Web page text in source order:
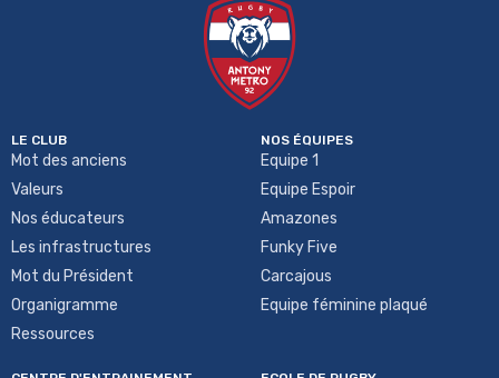
LE CLUB
Mot des anciens
Valeurs
Nos éducateurs
Les infrastructures
Mot du Président
Organigramme
Ressources
NOS ÉQUIPES
Equipe 1
Equipe Espoir
Amazones
Funky Five
Carcajous
Equipe féminine plaqué